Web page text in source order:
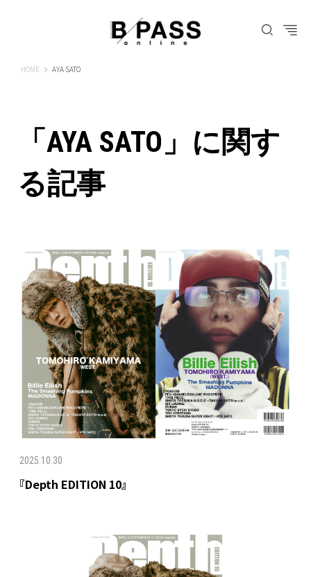
HOME B-PASS ONLINE
AYA SATO
「AYA SATO」に関す
る記事
2025.10.30
『Depth EDITION 10』